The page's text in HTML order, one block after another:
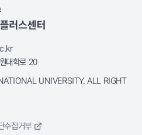
대학로 20
UNIVERSITY. ALL RIGHT
수집거부